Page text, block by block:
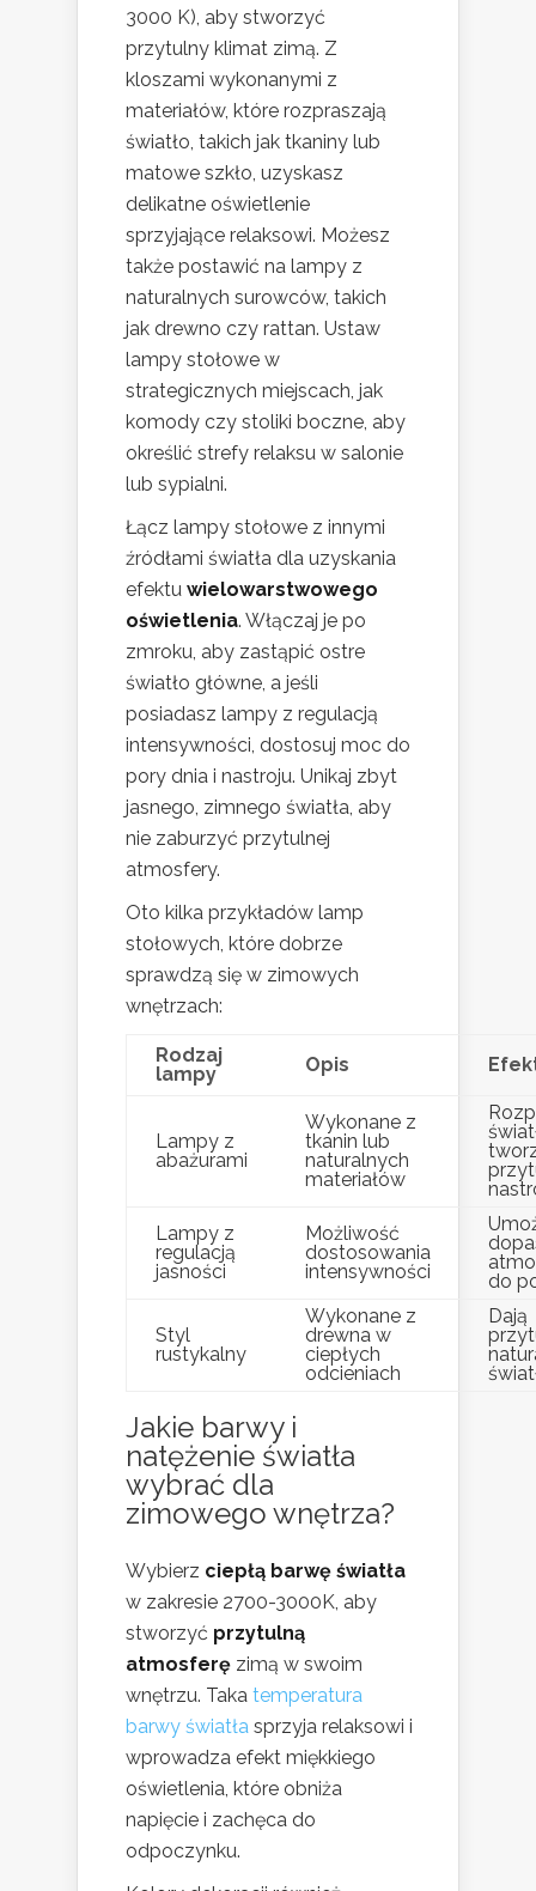
3000 K), aby stworzyć
przytulny klimat zimą. Z
kloszami wykonanymi z
materiałów, które rozpraszają
światło, takich jak tkaniny lub
matowe szkło, uzyskasz
delikatne oświetlenie
sprzyjające relaksowi. Możesz
także postawić na lampy z
naturalnych surowców, takich
jak drewno czy rattan. Ustaw
lampy stołowe w
strategicznych miejscach, jak
komody czy stoliki boczne, aby
określić strefy relaksu w salonie
lub sypialni.
Łącz lampy stołowe z innymi
źródłami światła dla uzyskania
efektu wielowarstwowego
oświetlenia. Włączaj je po
zmroku, aby zastąpić ostre
światło główne, a jeśli
posiadasz lampy z regulacją
intensywności, dostosuj moc do
pory dnia i nastroju. Unikaj zbyt
jasnego, zimnego światła, aby
nie zaburzyć przytulnej
atmosfery.
Oto kilka przykładów lamp
stołowych, które dobrze
sprawdzą się w zimowych
wnętrzach:
Rodzaj
lampy
Opis
Lampy z
abażurami
Wykonane z
tkanin lub
naturalnych
materiałów
Lampy z
regulacją
jasności
Możliwość
dostosowania
intensywności
do
Styl
rustykalny
Wykonane z
drewna w
ciepłych
odcieniach
Dają
Jakie barwy i
natężenie światła
wybrać dla
zimowego wnętrza?
Wybierz ciepłą barwę światła
w zakresie 2700-3000K, aby
stworzyć przytulną
atmosferę zimą w swoim
wnętrzu. Taka temperatura
barwy światła sprzyja relaksowi i
wprowadza efekt miękkiego
oświetlenia, które obniża
napięcie i zachęca do
odpoczynku.